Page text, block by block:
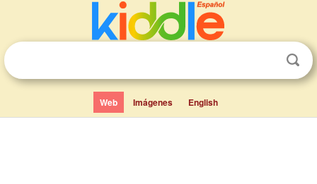
Web Imágenes English